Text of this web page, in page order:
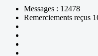
Messages : 12478
Remerciements reçus